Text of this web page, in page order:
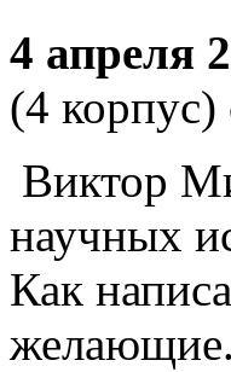
4 апреля
(4 корпус)
Виктор
научных
Как
желающие.